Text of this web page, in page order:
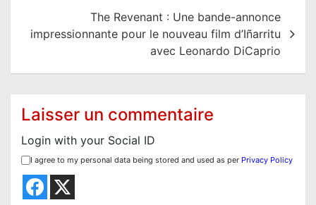
i
The Revenant : Une bande-annonce
impressionnante pour le nouveau film d’Iñarritu
avec Leonardo DiCaprio
Laisser un commentaire
Login with your Social ID
I agree to my personal data being stored and used as per Privacy Policy